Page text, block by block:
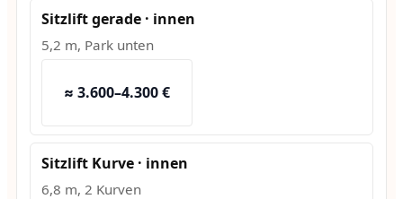
Sitzlift gerade · innen
5,2 m, Park unten
≈ 3.600–4.300 €
Sitzlift Kurve · innen
6,8 m, 2 Kurven